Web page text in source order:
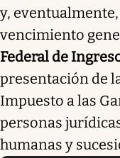
y,
vencimiento
Federal de
presentación de
Impuesto a las
personas
humanas y